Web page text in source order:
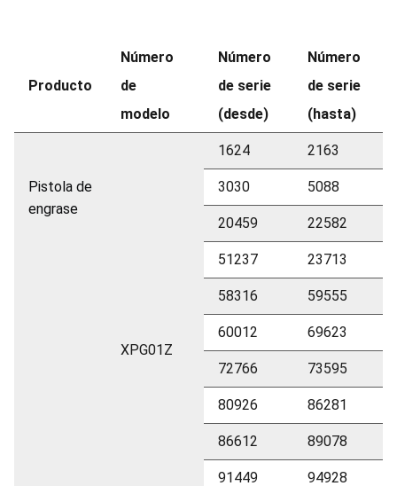
Producto
Número
de
modelo
Número
de serie
(desde)
Número
de serie
(hasta)
Pistola de
engrase
XPG01Z
1624 2163
3030 5088
20459 22582
51237 23713
58316 59555
60012 69623
72766 73595
80926 86281
86612 89078
91449 94928